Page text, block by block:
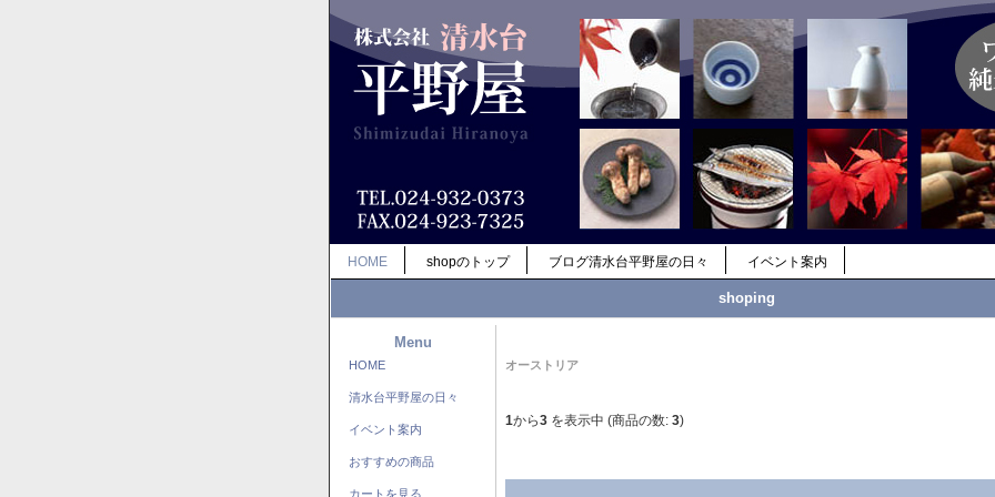
HOME shopのトップ ブログ清水台平野屋の日々 イベント案内
shoping
Menu
HOME
清水台平野屋の日々
イベント案内
おすすめの商品
カートを見る
オーストリア
1から3 を表示中 (商品の数: 3)